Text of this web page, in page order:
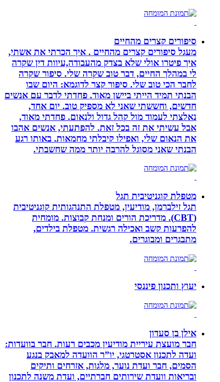
סיפורים קצרים מהחיים
מעגל סיפורים קצרים מהחיים . איך הכרתי את אשתי,
איך פיטרו אולי שלא בצדק מהעבודה,עיוות דין שקרה
לי במהלך החיים, דבר טוב שקרה שלי. סיפור שקרה
לחבר הכי טוב שלי. סיפור קצר לדוגמא: היום שבו
הבנתי תמיד הייתי ביישן מאוד. פחדתי לדבר עם אנשים
חדשים, וחששתי שאני לא מספיק טוב. יום אחד,
נאלצתי לעמוד מול קהל גדול ולנאום. פחדתי מאוד,
אבל עשיתי את זה בכל זאת. להפתעתי, אנשים אהבו
את הנאום שלי, ואפילו קיבלתי מחמאות. באותו רגע
הבנתי שאני מסוגל להרבה יותר ממה שחשבתי.
מטפלת קוגניטיבית תגל
תגל זילברמן, מודיעין, מטפלת התנהגותית קוגניטיבית
(CBT). מדריכת הורים ומנחת קבוצות. מומחית
להפרעות קשב ואכילה רגשית. מטפלת בילדים,
מתבגרים ומבוגרים.
יעוץ ותכנון פיננסי
אילן בן סעדון
חבר מועצת עיריית מודיעין מכבים רעות. חבר בוועדות:
ועדה לתכנון אסטרטגי, יו”ר הוועדה למאבק בנגע
הסמים, חבר ועדת נוער, מלגות, אזרחים ותיקים
ובריאות וועדת שירותים חברתיים, ועדת משנה לתכנון